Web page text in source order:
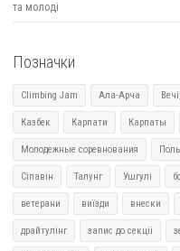
та молоді
Позначки
Climbing Jam Ала-Арча
Казбек Карпати Карпаты
Молодежные соревнования
Сіпавін Талунг Ушгулі
ветерани виїзди внески
драйтулінг запис до секціі